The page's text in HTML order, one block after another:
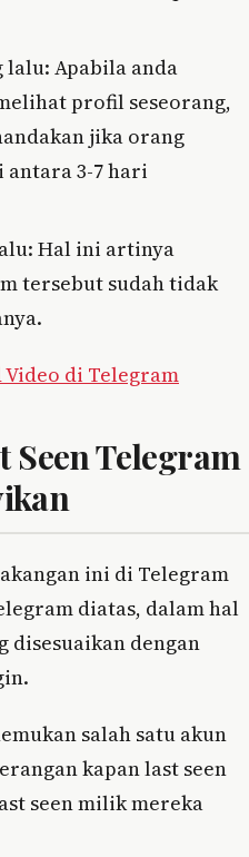
lalu: Apabila anda
profil seseorang,
jika orang
3-7 hari
Hal ini artinya
tersebut sudah tidak
di Telegram
Seen Telegram
ini di Telegram
diatas, dalam hal
disesuaikan dengan
salah satu akun
kapan last seen
seen milik mereka